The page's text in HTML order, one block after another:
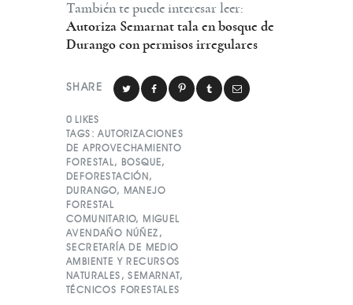
También te puede interesar leer:
Autoriza Semarnat tala en bosque de
Durango con permisos irregulares
SHARE
0 LIKES
TAGS: AUTORIZACIONES
DE APROVECHAMIENTO
FORESTAL,BOSQUE,
DEFORESTACIÓN,
DURANGO, MANEJO
FORESTAL
COMUNITARIO, MIGUEL
AVENDAÑO NÚÑEZ ,
SECRETARÍA DE MEDIO
AMBIENTE Y RECURSOS
NATURALES ,SEMARNAT,
TÉCNICOS FORESTALES